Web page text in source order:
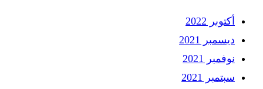
أكتوبر 2022
ديسمبر 2021
نوفمبر 2021
سبتمبر 2021